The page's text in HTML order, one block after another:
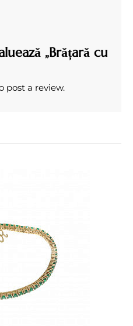
„Brățară cu
post a review.